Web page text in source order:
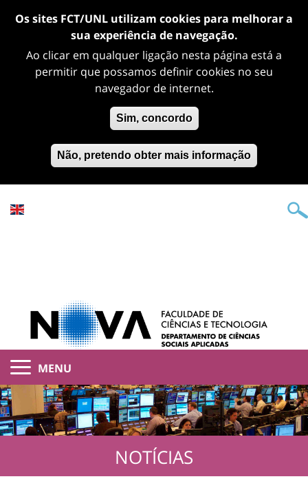
Os sites FCT/UNL utilizam cookies para melhorar a
sua experiência de navegação.
Ao clicar em qualquer ligação nesta página está a
permitir que possamos definir cookies no seu
navegador de internet.
Sim, concordo
Não, pretendo obter mais informação
MENU
NOTÍCIAS